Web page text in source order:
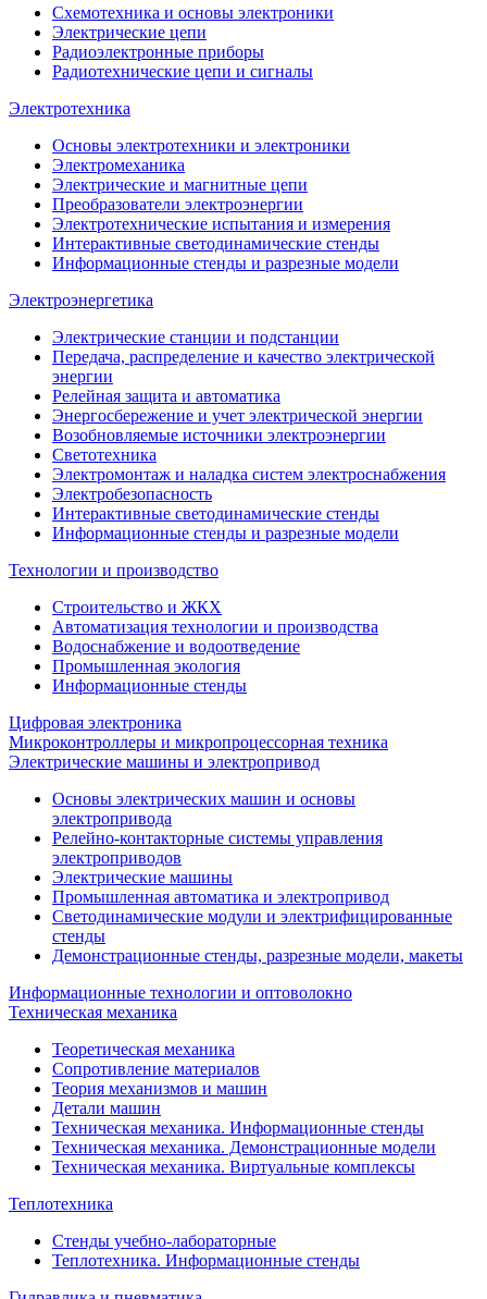
Схемотехника и основы электроники
Электрические цепи
Радиоэлектронные приборы
Радиотехнические цепи и сигналы
Электротехника
Основы электротехники и электроники
Электромеханика
Электрические и магнитные цепи
Преобразователи электроэнергии
Электротехнические испытания и измерения
Интерактивные светодинамические стенды
Информационные стенды и разрезные модели
Электроэнергетика
Электрические станции и подстанции
Передача, распределение и качество электрической
энергии
Релейная защита и автоматика
Энергосбережение и учет электрической энергии
Возобновляемые источники электроэнергии
Светотехника
Электромонтаж и наладка систем электроснабжения
Электробезопасность
Интерактивные светодинамические стенды
Информационные стенды и разрезные модели
Технологии и производство
Строительство и ЖКХ
Автоматизация технологии и производства
Водоснабжение и водоотведение
Промышленная экология
Информационные стенды
Цифровая электроника
Микроконтроллеры и микропроцессорная техника
Электрические машины и электропривод
Основы электрических машин и основы
электропривода
Релейно-контакторные системы управления
электроприводов
Электрические машины
Промышленная автоматика и электропривод
Светодинамические модули и электрифицированные
стенды
Демонстрационные стенды, разрезные модели, макеты
Информационные технологии и оптоволокно
Техническая механика
Теоретическая механика
Сопротивление материалов
Теория механизмов и машин
Детали машин
Техническая механика. Информационные стенды
Техническая механика. Демонстрационные модели
Техническая механика. Виртуальные комплексы
Теплотехника
Стенды учебно-лабораторные
Теплотехника. Информационные стенды